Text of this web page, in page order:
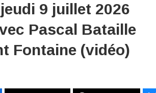
9 juillet 2026
Pascal Bataille
Fontaine (vidéo)